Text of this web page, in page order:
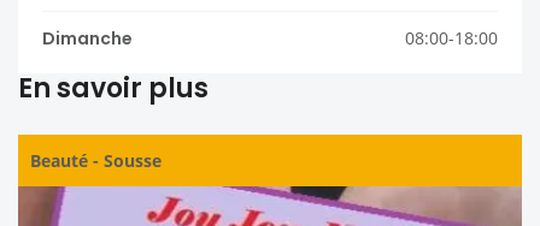
Dimanche 08:00-18:00
En savoir plus
Beauté - Sousse